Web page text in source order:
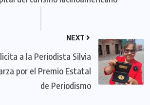
NEXT
a la Periodista Silvia
por el Premio Estatal
de Periodismo